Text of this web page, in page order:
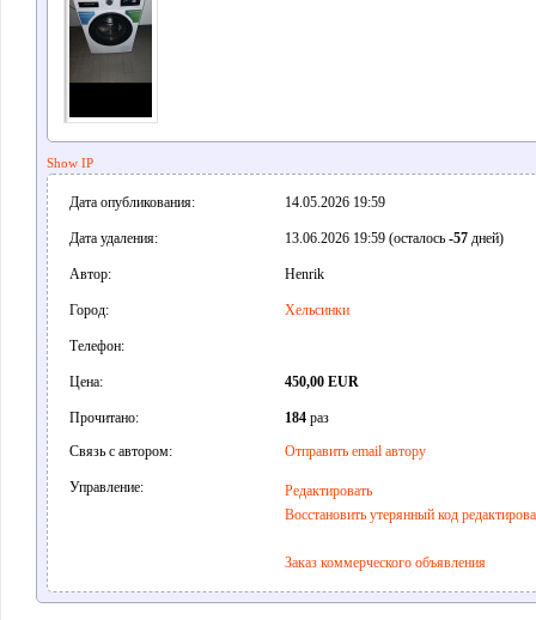
Show IP
Дата опубликования: 14.05.2026 19:59
Дата удаления: 13.06.2026 19:59 (осталось -57дней)
Автор: Henrik
Город: Хельсинки
Телефон:
Цена: 450,00 EUR
Прочитано: 184раз
Связь с автором:
Отправить email автору
Управление:
Редактировать
Восстановить утерянный код
Заказ коммерческого объявления